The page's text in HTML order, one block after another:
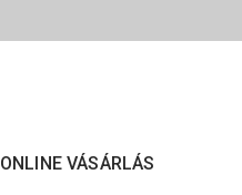
ONLINE VÁSÁRLÁS